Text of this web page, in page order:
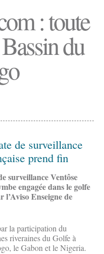
: toute
du
de surveillance
prend fin
surveillance Ventôse
engagée dans le golfe
l’Aviso Enseigne de
la participation du
riveraines du Golfe à
le Gabon et le Nigeria.